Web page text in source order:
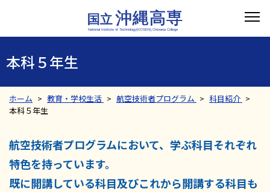
本科５年生
ホーム 教育・学校生活 航空技術者プログラム
科目紹介
本科５年生
航空技術者プログラムにおいて、学ぶ科目それぞれ
特色を持っています。
既に開講している科目及びこれから開講する科目も